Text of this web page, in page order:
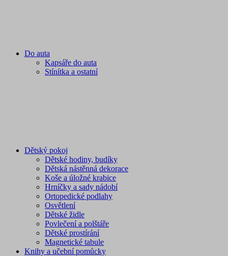
Do auta
Kapsáře do auta
Stínítka a ostatní
Dětský pokoj
Dětské hodiny, budíky
Dětská nástěnná dekorace
Koše a úložné krabice
Hrníčky a sady nádobí
Ortopedické podlahy
Osvětlení
Dětské židle
Povlečení a polštáře
Dětské prostírání
Magnetické tabule
Knihy a učební pomůcky